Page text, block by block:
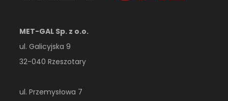
MET-GAL Sp. z o.o.
ul. Galicyjska 9
32-040 Rzeszotary
ul. Przemysłowa 7